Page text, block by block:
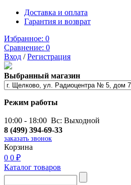
Доставка и оплата
Гарантия и возврат
Избранное: 0
Сравнение: 0
Вход /Регистрация
Выбранный магазин
Режим работы
10:00 - 18:00 Вс: Выходной
8 (499) 394-69-33
заказать звонок
Корзина
0 0 ₽
Каталог товаров